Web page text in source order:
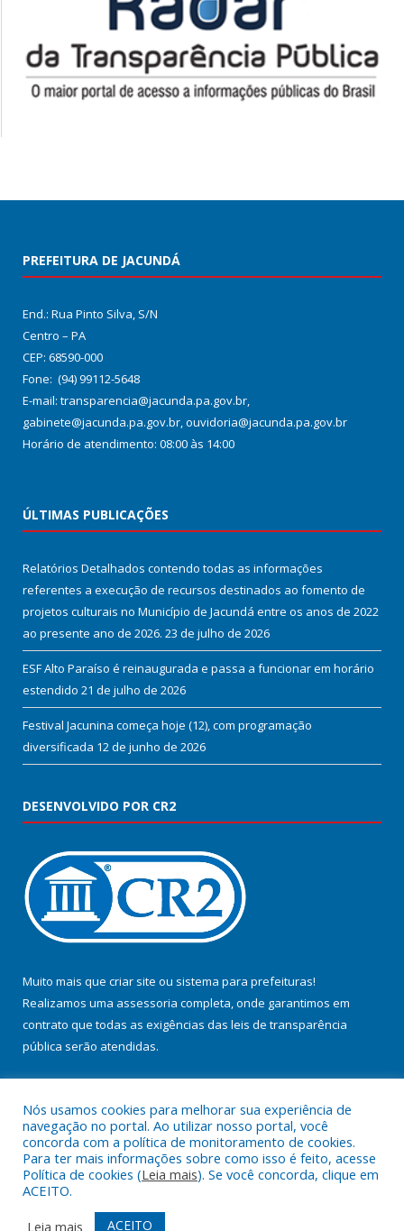
PREFEITURA DE JACUNDÁ
End.: Rua Pinto Silva, S/N
Centro – PA
CEP: 68590-000
Fone: (94) 99112-5648
E-mail: transparencia@jacunda.pa.gov.br,
gabinete@jacunda.pa.gov.br, ouvidoria@jacunda.pa.gov.br
Horário de atendimento: 08:00 às 14:00
ÚLTIMAS PUBLICAÇÕES
Relatórios Detalhados contendo todas as informações
referentes a execução de recursos destinados ao fomento de
projetos culturais no Município de Jacundá entre os anos de 2022
ao presente ano de 2026. 23 de julho de 2026
ESF Alto Paraíso é reinaugurada e passa a funcionar em horário
estendido 21 de julho de 2026
Festival Jacunina começa hoje (12), com programação
diversificada 12 de junho de 2026
DESENVOLVIDO POR CR2
Muito mais que criar site ou sistema para prefeituras!
Realizamos uma assessoria completa, onde garantimos em
contrato que todas as exigências das leis de transparência
pública serão atendidas.
Todos os direitos reservados a Prefeitura Municipal de Jacundá.
Mapa do Site Acessar Área Administrativa
Nós usamos cookies para melhorar sua experiência de
navegação no portal. Ao utilizar nosso portal, você
concorda com a política de monitoramento de cookies.
Para ter mais informações sobre como isso é feito, acesse
Política de cookies (Leia mais). Se você concorda, clique em
ACEITO.
Leia mais
ACEITO